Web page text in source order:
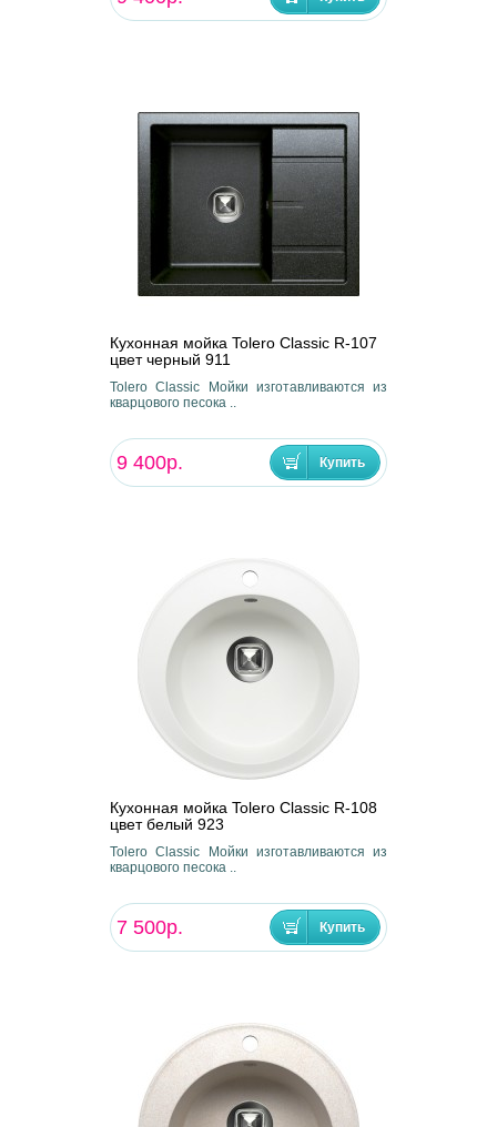
Кухонная мойка Tolero Classic R-107
цвет черный 911
Tolero Classic Мойки изготавливаются из
кварцового песока ..
9 400р.
Кухонная мойка Tolero Classic R-108
цвет белый 923
Tolero Classic Мойки изготавливаются из
кварцового песока ..
7 500р.